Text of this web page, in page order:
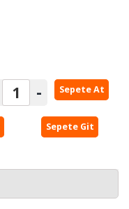
Sepete At
-
Sepete Git